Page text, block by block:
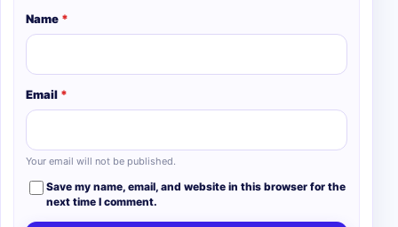
Name *
Email *
Your email will not be published.
Save my name, email, and website in this browser for the
next time I comment.